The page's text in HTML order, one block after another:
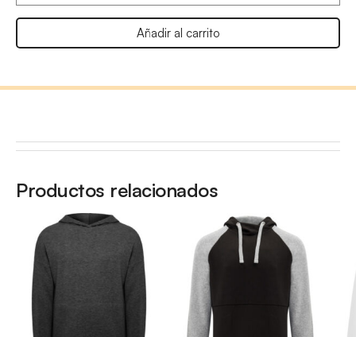
Añadir al carrito
Productos relacionados